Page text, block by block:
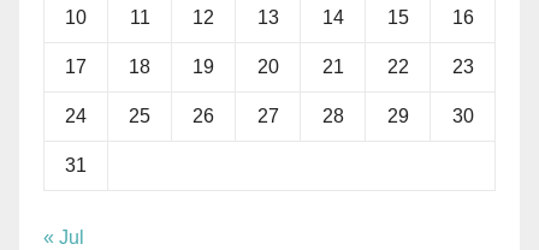
10 11 12 13 14 15 16
17 18 19 20 21 22 23
24 25 26 27 28 29 30
31
« Jul